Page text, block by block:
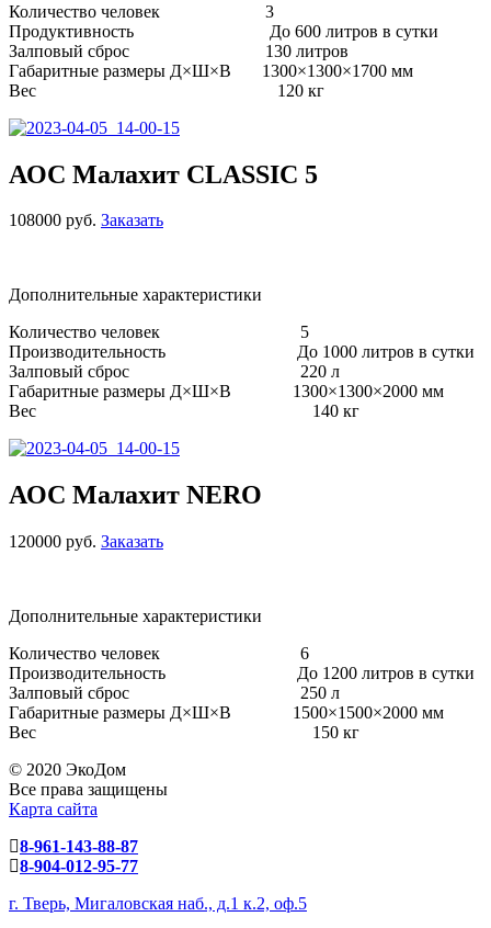
Количество человек 3
Продуктивность До 600 литров в сутки
Залповый сброс 130 литров
Габаритные размеры Д×Ш×В 1300×1300×1700 мм
Вес 120 кг
АОС Малахит CLASSIC 5
108000 руб. Заказать
Дополнительные характеристики
Количество человек 5
Производительность До 1000 литров в сутки
Залповый сброс 220 л
Габаритные размеры Д×Ш×В 1300×1300×2000 мм
Вес 140 кг
АОС Малахит NERO
120000 руб. Заказать
Дополнительные характеристики
Количество человек 6
Производительность До 1200 литров в сутки
Залповый сброс 250 л
Габаритные размеры Д×Ш×В 1500×1500×2000 мм
Вес 150 кг
© 2020 ЭкоДом
Все права защищены
Карта сайта
8-961-143-88-87
8-904-012-95-77
г. Тверь, Мигаловская наб., д.1 к.2, оф.5